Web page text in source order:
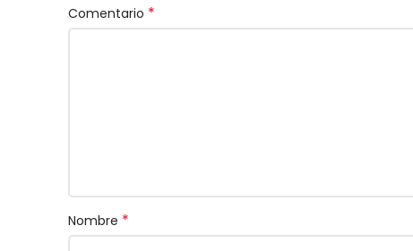
Comentario *
Nombre *